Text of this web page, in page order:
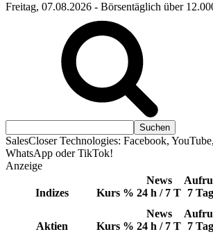
Freitag, 07.08.2026 - Börsentäglich über
SalesCloser Technologies: Facebook,
WhatsApp oder TikTok!
Anzeige
Indizes Kurs %
News
24 h / 7 T 7
Aktien Kurs %
News
24 h / 7 T 7